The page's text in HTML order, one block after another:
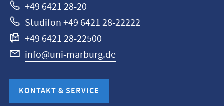
+49 6421 28-20
Studifon +49 6421 28-22222
+49 6421 28-22500
info@uni-marburg.de
KONTAKT & SERVICE